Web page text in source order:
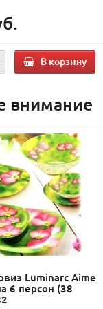
В корзину
внимание
Luminarc Aime
6 персон (38